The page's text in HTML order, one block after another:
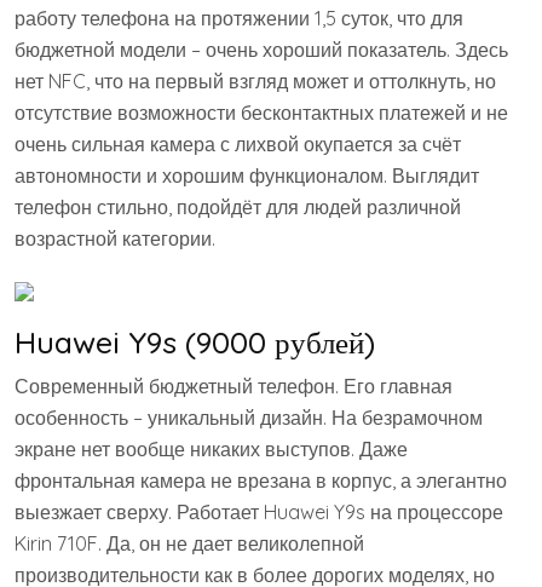
работу телефона на протяжении 1,5 суток, что для
бюджетной модели – очень хороший показатель. Здесь
нет NFC, что на первый взгляд может и оттолкнуть, но
отсутствие возможности бесконтактных платежей и не
очень сильная камера с лихвой окупается за счёт
автономности и хорошим функционалом. Выглядит
телефон стильно, подойдёт для людей различной
возрастной категории.
Huawei Y9s (9000 рублей)
Современный бюджетный телефон. Его главная
особенность – уникальный дизайн. На безрамочном
экране нет вообще никаких выступов. Даже
фронтальная камера не врезана в корпус, а элегантно
выезжает сверху. Работает Huawei Y9s на процессоре
Kirin 710F. Да, он не дает великолепной
производительности как в более дорогих моделях, но